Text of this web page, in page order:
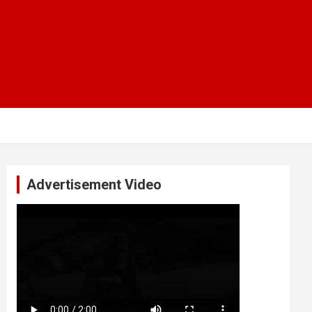
Advertisement Video